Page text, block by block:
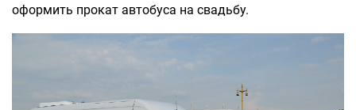
оформить прокат автобуса на свадьбу.